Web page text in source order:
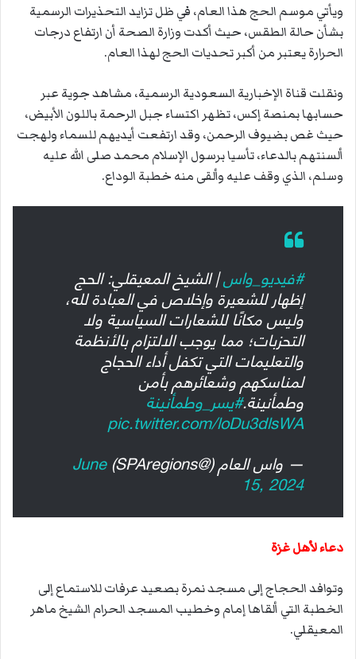
ويأتي موسم الحج هذا العام، في ظل تزايد التحذيرات الرسمية
بشأن حالة الطقس، حيث أكدت وزارة الصحة أن ارتفاع درجات
الحرارة يعتبر من أكبر تحديات الحج لهذا العام.
ونقلت قناة الإخبارية السعودية الرسمية، مشاهد جوية عبر
حسابها بمنصة إكس، تظهر اكتساء جبل الرحمة باللون الأبيض،
حيث غص بضيوف الرحمن، وقد ارتفعت أيديهم للسماء ولهجت
ألسنتهم بالدعاء، تأسيا برسول الإسلام محمد صلى الله عليه
وسلم، الذي وقف عليه وألقى منه خطبة الوداع.
#فيديو_واس| الشيخ المعيقلي: الحج
إظهار للشعيرة وإخلاص في العبادة لله،
وليس مكانًا للشعارات السياسية ولا
التحزبات؛ مما يوجب الالتزام بالأنظمة
والتعليمات التي تكفل أداء الحجاج
لمناسكهم وشعائرهم بأمن
وطمأنينة.#يسر_وطمأنينة
pic.twitter.com/loDu3dlsWA
— واس العام (@SPAregions)
June
15, 2024
دعاء لأهل غزة
وتوافد الحجاج إلى مسجد نمرة بصعيد عرفات للاستماع إلى
الخطبة التي ألقاها إمام وخطيب المسجد الحرام الشيخ ماهر
المعيقلي.